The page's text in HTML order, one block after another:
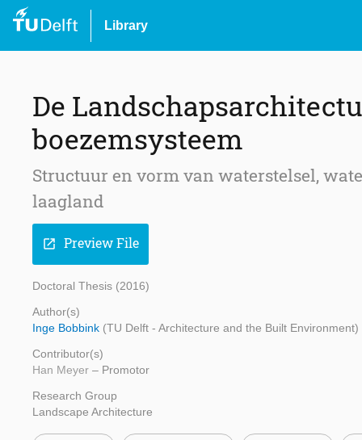
Library
De
boezemsysteem
Structuur en vorm van waterstelsel,
laagland
open_in_new Preview File
Doctoral Thesis (2016)
Author(s)
Inge Bobbink (TU Delft - Architecture and the Built Environment)
Contributor(s)
Han Meyer – Promotor
Research Group
Landscape Architecture